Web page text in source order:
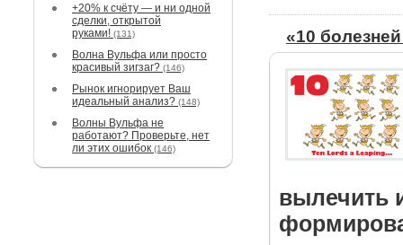
+20% к счёту — и ни одной
сделки, открытой
руками! (131)
Волна Вульфа или просто
красивый зигзаг? (146)
Рынок игнорирует Ваш
идеальный анализ? (148)
Волны Вульфа не
работают? Проверьте, нет
ли этих ошибок (146)
«10
вылечить